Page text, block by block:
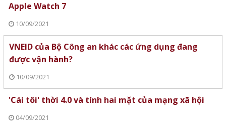
Apple Watch 7
10/09/2021
VNEID của Bộ Công an khác các ứng dụng đang
được vận hành?
10/09/2021
'Cái tôi' thời 4.0 và tính hai mặt của mạng xã hội
04/09/2021